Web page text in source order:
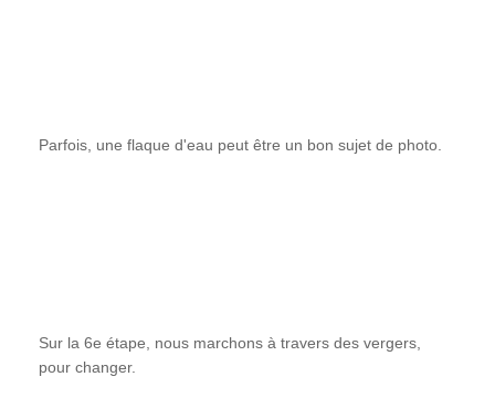
Parfois, une flaque d'eau peut être un bon sujet de photo.
Sur la 6e étape, nous marchons à travers des vergers,
pour changer.